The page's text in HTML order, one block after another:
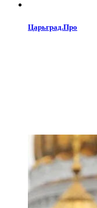
Царьград.Про